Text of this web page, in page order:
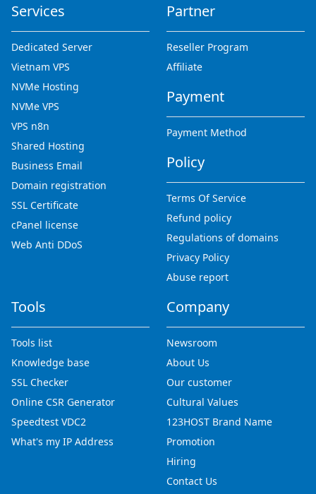
Services
Dedicated Server
Vietnam VPS
NVMe Hosting
NVMe VPS
VPS n8n
Shared Hosting
Business Email
Domain registration
SSL Certificate
cPanel license
Web Anti DDoS
Partner
Reseller Program
Affiliate
Payment
Payment Method
Policy
Terms Of Service
Refund policy
Regulations of domains
Privacy Policy
Abuse report
Tools
Tools list
Knowledge base
SSL Checker
Online CSR Generator
Speedtest VDC2
What's my IP Address
Company
Newsroom
About Us
Our customer
Cultural Values
123HOST Brand Name
Promotion
Hiring
Contact Us